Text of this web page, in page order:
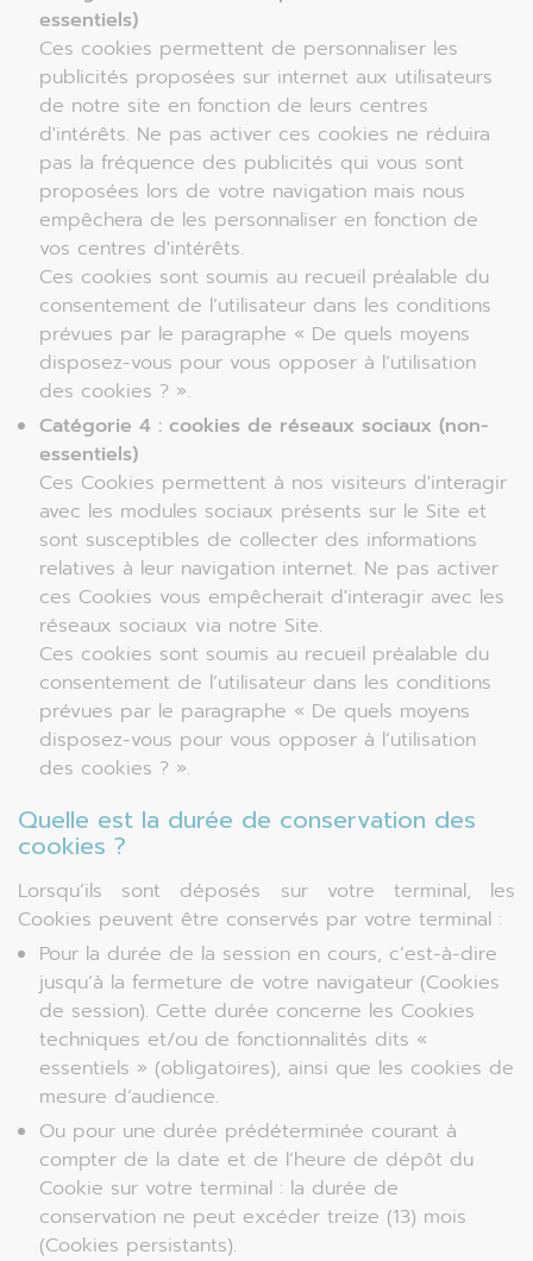
essentiels)
Ces cookies permettent de personnaliser les
publicités proposées sur internet aux utilisateurs
de notre site en fonction de leurs centres
d'intérêts. Ne pas activer ces cookies ne réduira
pas la fréquence des publicités qui vous sont
proposées lors de votre navigation mais nous
empêchera de les personnaliser en fonction de
vos centres d'intérêts.
Ces cookies sont soumis au recueil préalable du
consentement de l’utilisateur dans les conditions
prévues par le paragraphe « De quels moyens
disposez-vous pour vous opposer à l’utilisation
des cookies ? ».
Catégorie 4 : cookies de réseaux sociaux (non-
essentiels)
Ces Cookies permettent à nos visiteurs d'interagir
avec les modules sociaux présents sur le Site et
sont susceptibles de collecter des informations
relatives à leur navigation internet. Ne pas activer
ces Cookies vous empêcherait d'interagir avec les
réseaux sociaux via notre Site.
Ces cookies sont soumis au recueil préalable du
consentement de l’utilisateur dans les conditions
prévues par le paragraphe « De quels moyens
disposez-vous pour vous opposer à l’utilisation
des cookies ? ».
Quelle est la durée de conservation des
cookies ?
Lorsqu’ils sont déposés sur votre terminal, les
Cookies peuvent être conservés par votre terminal :
Pour la durée de la session en cours, c’est-à-dire
jusqu’à la fermeture de votre navigateur (Cookies
de session). Cette durée concerne les Cookies
techniques et/ou de fonctionnalités dits «
essentiels » (obligatoires), ainsi que les cookies de
mesure d’audience.
Ou pour une durée prédéterminée courant à
compter de la date et de l’heure de dépôt du
Cookie sur votre terminal : la durée de
conservation ne peut excéder treize (13) mois
(Cookies persistants).